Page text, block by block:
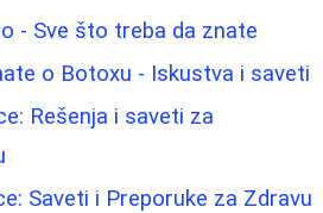
- Sve što treba da znate
o Botoxu - Iskustva i saveti
Rešenja i saveti za
Saveti i Preporuke za Zdravu